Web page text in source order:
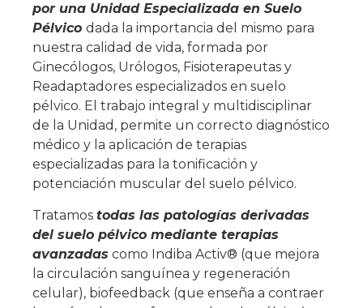
por una Unidad Especializada en Suelo
Pélvico dada la importancia del mismo para
nuestra calidad de vida, formada por
Ginecólogos, Urólogos, Fisioterapeutas y
Readaptadores especializados en suelo
pélvico. El trabajo integral y multidisciplinar
de la Unidad, permite un correcto diagnóstico
médico y la aplicación de terapias
especializadas para la tonificación y
potenciación muscular del suelo pélvico.
Tratamos todas las patologías derivadas
del suelo pélvico mediante terapias
avanzadas como Indiba Activ® (que mejora
la circulación sanguínea y regeneración
celular), biofeedback (que enseña a contraer